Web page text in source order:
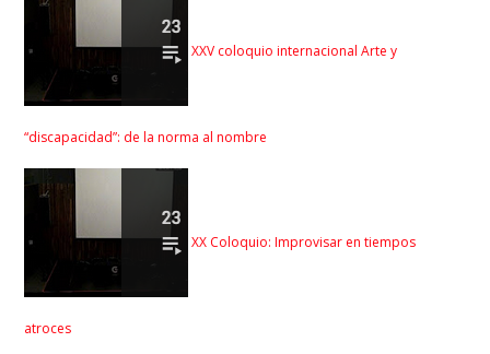
XXV coloquio internacional Arte y
“discapacidad”: de la norma al nombre
XX Coloquio: Improvisar en tiempos
atroces